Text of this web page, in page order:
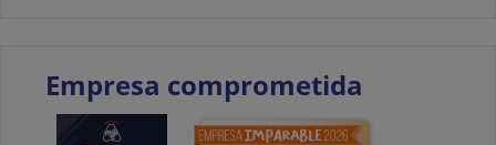
Empresa comprometida